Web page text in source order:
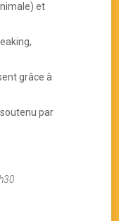
et
grâce à
soutenu par